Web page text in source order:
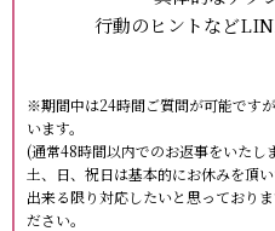
行動のヒントなど
※期間中は24時間ご質問が可能です
います。
(通常48時間以内でのお返事をいたし
土、日、祝日は基本的にお休みを頂い
出来る限り対応したいと思っており
ださい。